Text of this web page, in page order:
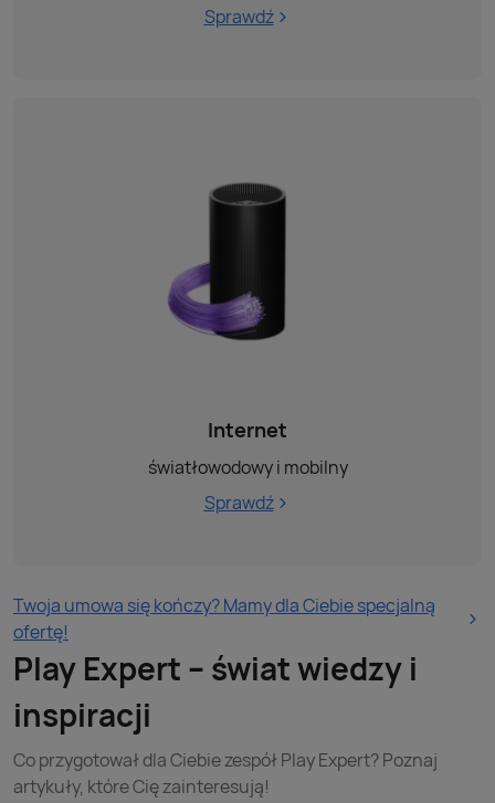
Sprawdź
Internet
światłowodowy i mobilny
Sprawdź
Twoja umowa się kończy? Mamy dla Ciebie specjalną
ofertę!
Play Expert – świat wiedzy i
inspiracji
Co przygotował dla Ciebie zespół Play Expert? Poznaj
artykuły, które Cię zainteresują!